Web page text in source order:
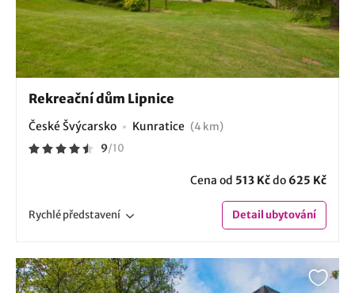
Rekreační dům Lipnice
České Švýcarsko Kunratice (4 km)
9/10
Cena od 513 Kčdo 625 Kč
Rychlépředstavení Detailubytování